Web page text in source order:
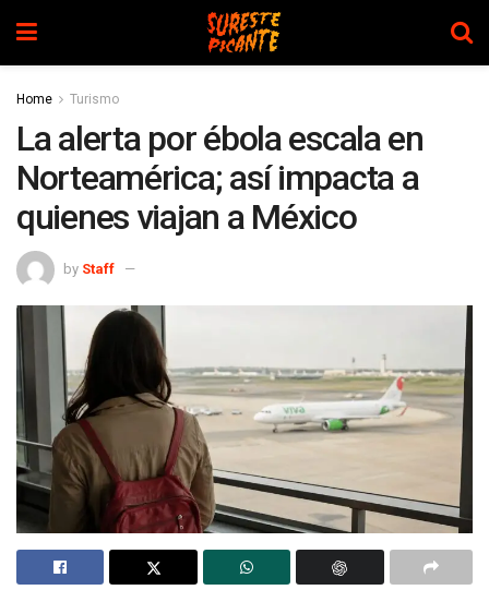
Home Turismo
La alerta por ébola escala en
Norteamérica; así impacta a
quienes viajan a México
by Staff